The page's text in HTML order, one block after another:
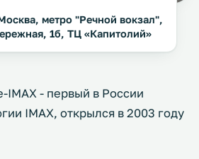
метро "Речной вокзал",
1б, ТЦ «Капитолий»
IMAX - первый в России
IMAX, открылся в 2003 году